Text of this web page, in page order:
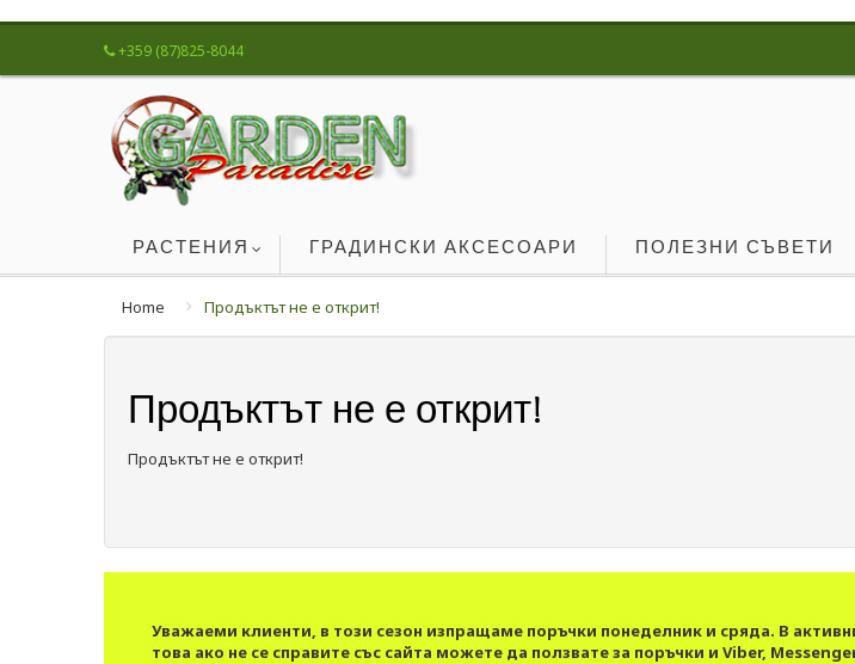
+359 (87)825-8044
РАСТЕНИЯ ГРАДИНСКИ АКСЕСОАРИ ПОЛЕЗНИ СЪВЕТИ
Home Продъктът не е открит!
Продъктът не е открит!
Продъктът не е открит!
Уважаеми клиенти, в този сезон изпращаме поръчки понеделник и сряда. В
това ако не се справите със сайта можете да ползвате за поръчки и Viber,